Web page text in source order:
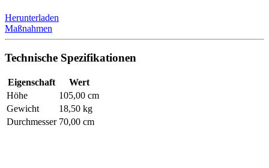
Herunterladen
Maßnahmen
Technische Spezifikationen
Eigenschaft
Wert
Höhe
105,00 cm
Gewicht
18,50 kg
Durchmesser 70,00 cm